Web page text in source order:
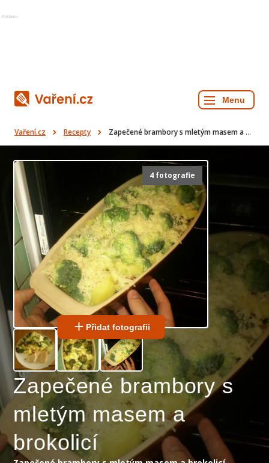
Reklama
Vaření.cz Recepty Zapečené brambory s mletým masem a brokolicí
4 fotografie
Přidat fotografii
Zapečené brambory s
mletým masem a
brokolicí